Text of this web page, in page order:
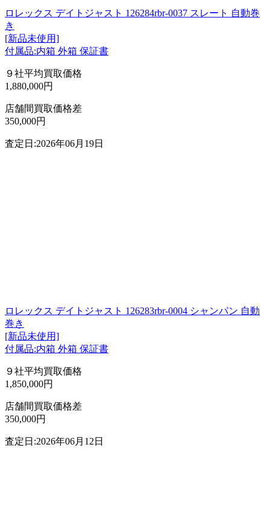
ロレックス デイトジャスト 126284rbr-0037 スレート 自動巻
き
[新品未使用]
付属品:内箱 外箱 保証書
９社平均買取価格
1,880,000円
店舗間買取価格差
350,000円
査定日:2026年06月19日
ロレックス デイトジャスト 126283rbr-0004 シャンパン 自動
巻き
[新品未使用]
付属品:内箱 外箱 保証書
９社平均買取価格
1,850,000円
店舗間買取価格差
350,000円
査定日:2026年06月12日